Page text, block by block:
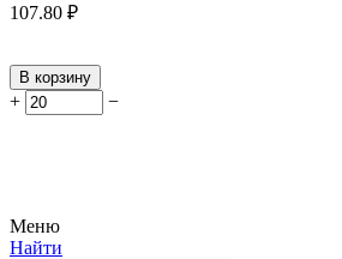
107.80 ₽
В корзину
+ −
Меню
Найти